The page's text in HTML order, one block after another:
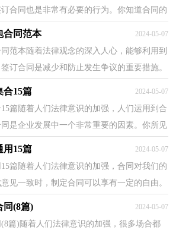
合同也是非常有必要的行为。你知道合同的
合同范本 2024-05-07
范本随着法律观念的深入人心，能够利用到
订合同是减少和防止发生争议的重要措施。
合15篇 2024-05-07
篇随着人们法律意识的加强，人们运用到合
是企业发展中一个非常重要的因素。你所见
用15篇 2024-05-07
篇随着人们法律意识的加强，合同对我们的
见一致时，制定合同可以享有一定的自由。
握了吗？下面是小编帮大家整理...
同(8篇) 2024-05-07
篇)随着人们法律意识的加强，很多场合都